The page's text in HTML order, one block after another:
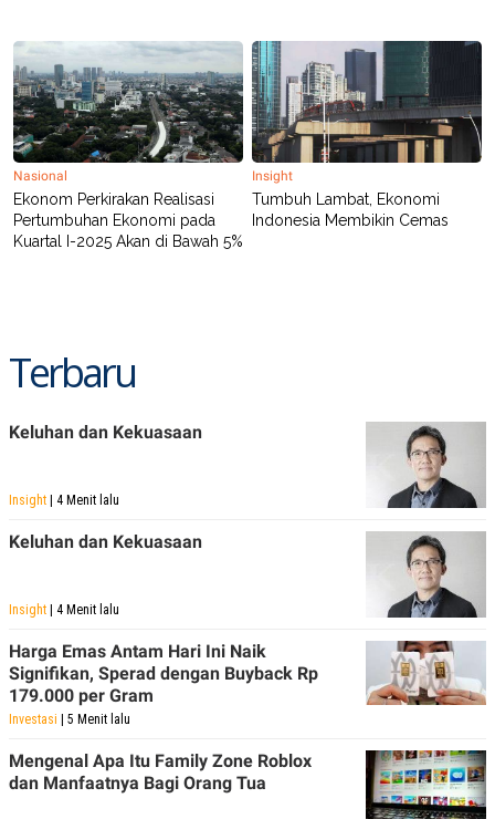
Nasional
Ekonom Perkirakan Realisasi
Pertumbuhan Ekonomi pada
Kuartal I-2025 Akan di Bawah 5%
Insight
Tumbuh Lambat, Ekonomi
Indonesia Membikin Cemas
Terbaru
Keluhan dan Kekuasaan
Insight | 4 Menit lalu
Keluhan dan Kekuasaan
Insight | 4 Menit lalu
Harga Emas Antam Hari Ini Naik
Signifikan, Sperad dengan Buyback Rp
179.000 per Gram
Investasi | 5 Menit lalu
Mengenal Apa Itu Family Zone Roblox
dan Manfaatnya Bagi Orang Tua